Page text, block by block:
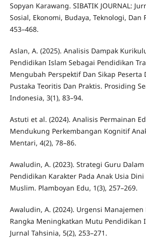
Sopyan Karawang. SIBATIK JOURNAL:
Sosial, Ekonomi, Budaya, Teknologi, Dan
453–468.
Aslan, A. (2025). Analisis Dampak
Pendidikan Islam Sebagai Pendidikan
Mengubah Perspektif Dan Sikap Peserta
Pustaka Teoritis Dan Praktis. Prosiding
Indonesia, 3(1), 83–94.
Astuti et al. (2024). Analisis Permainan
Mendukung Perkembangan Kognitif
Mentari, 4(2), 78–86.
Awaludin, A. (2023). Strategi Guru
Pendidikan Karakter Pada Anak Usia Dini
Muslim. Plamboyan Edu, 1(3), 257–269.
Awaludin, A. (2024). Urgensi
Rangka Meningkatkan Mutu Pendidikan
Jurnal Tahsinia, 5(2), 253–271.